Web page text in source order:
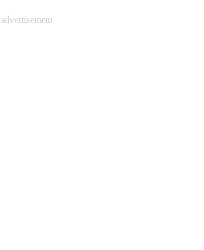
advertisement